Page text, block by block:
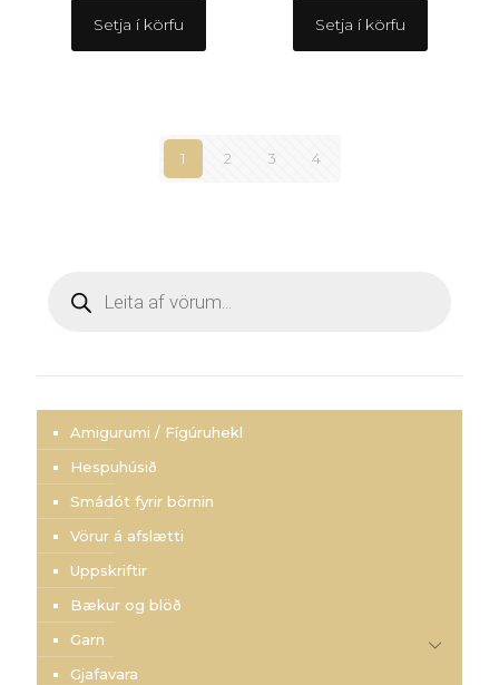
Setja í körfu Setja í körfu
1 2 3 4
search
Amigurumi / Fígúruhekl
Hespuhúsið
Smádót fyrir börnin
Vörur á afslætti
Uppskriftir
Bækur og blöð
Garn
Gjafavara